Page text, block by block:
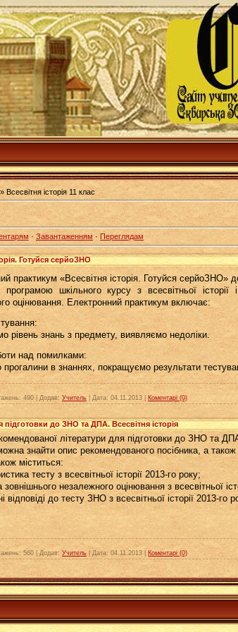
» Всесвітня історія 11 клас
· Завантаженням · Переглядам
Готуйся серйоЗНО
практикум «Всесвітня історія. Готуйся серйоЗНО»
шкільного курсу з всесвітньої історії
оцінювання. Електронний практикум включає:
рівень знань з предмету, виявляємо недоліки.
над помилками:
прогалини в знаннях, покращуємо результати
490 Додав: Учитель Дата: 04.11.2013 | Коментарі (0)
до ЗНО та ДПА. Всесвітня історія
літератури для підготовки до ЗНО та ДПА
знайти опис рекомендованого посібника, а
міститься:
тесту з всесвітньої історії 2013-го року;
незалежного оцінювання з всесвітньої
відповіді до тесту ЗНО з всесвітньої історії 2013-го
560 Додав: Учитель Дата: 04.11.2013 Коментарі (0)